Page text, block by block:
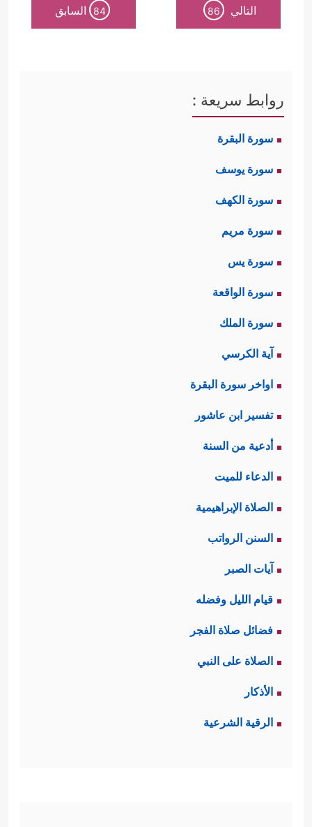
التالي 86
84 السابق
روابط سريعة :
سورة البقرة
سورة يوسف
سورة الكهف
سورة مريم
سورة يس
سورة الواقعة
سورة الملك
آية الكرسي
اواخر سورة البقرة
تفسير ابن عاشور
أدعية من السنة
الدعاء للميت
الصلاة الإبراهيمية
السنن الرواتب
آيات الصبر
قيام الليل وفضله
فضائل صلاة الفجر
الصلاة على النبي
الأذكار
الرقية الشرعية